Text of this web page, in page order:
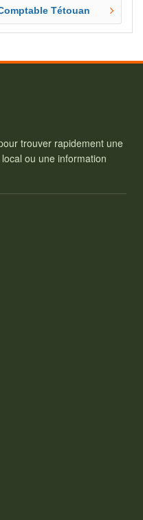
Tétouan
trouver rapidement une
ou une information